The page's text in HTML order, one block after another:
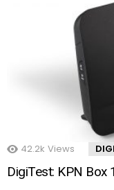
42.2k Views
DigiTest: KPN Box